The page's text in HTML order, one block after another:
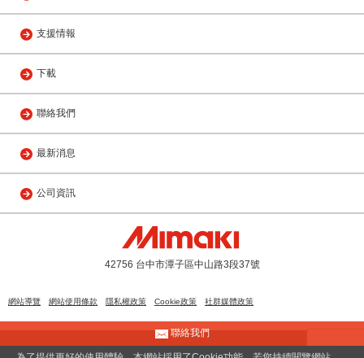
支援情報
下載
聯絡我們
最新消息
公司資訊
42756 台中市潭子區中山路3段37號
網站導覽 網站使用條款 隱私權政策 Cookie政策 社群媒體政策
© 2013 MIMAKI ENGINEERING(TAIWAN) CO., LTD.
聯絡我們